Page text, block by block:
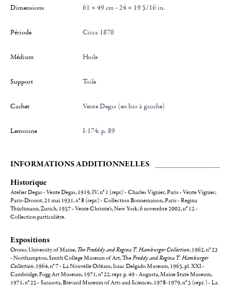
Dimensions 61 × 49 cm - 24 × 19 5/16 in.
Période Circa 1870
Médium Huile
Support Toile
Cachet Vente Degas (en bas à gauche)
Lemoisne I-174, p. 89
INFORMATIONS ADDITIONNELLES
Historique
Atelier Degas - Vente Degas, 1919, IV, n° 1 (repr.) - Charles Vignier, Paris - Vente Vignier,
Paris-Drouot, 21 mai 1931, n° 8 (repr.) - Collection Bonnemaison, Paris - Regina
Thürlimann, Zurich, 1957 - Vente Christie's, New York, 6 novembre 2002, n° 12 -
Collection particulière.
Expositions
Orono, University of Maine, The Fredddy and Regina T. Hamburger Collection, 1962, n° 23
- Northampton, Smith College Museum of Art, TheFreddy and Regina T. Hamburger
Collection, 1964, n° 7 - La Nouvelle Orléans, Isaac Delgado Museum, 1965, pl. XXI -
Cambridge, Fogg Art Museum, 1971, n° 22, repr. p. 49 - Augusta, Maine State Museum,
1971, n° 25 - Sarasota, Brevard Museum of Arts and Sciences, 1978-1979, n° 5 (repr. ) - La